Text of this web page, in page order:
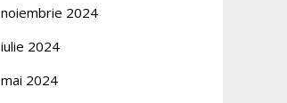
noiembrie 2024
iulie 2024
mai 2024